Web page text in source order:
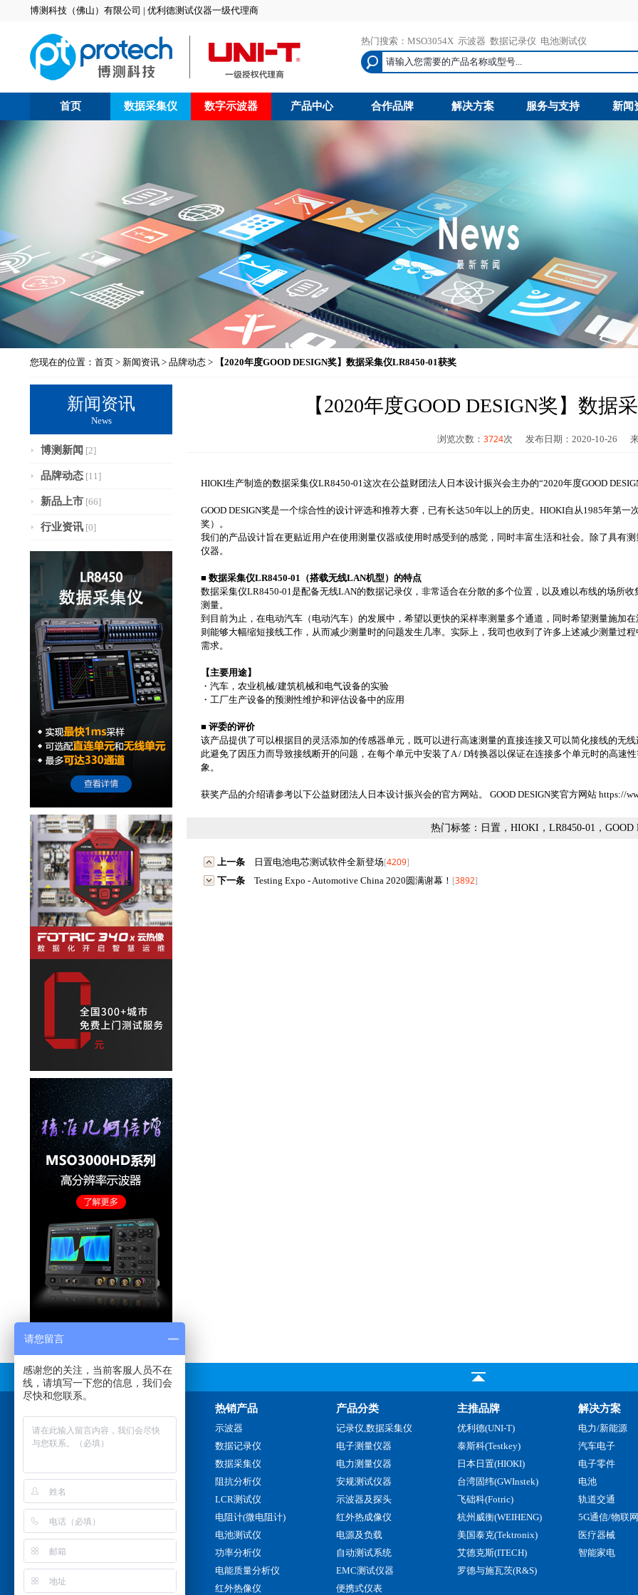
博测科技（佛山）有限公司 | 优利德测试仪器一级代理商
热门搜索： MSO3054X 示波器 数据记录仪 电池测试仪
首页 数据采集仪 数字示波器 产品中心 合作品牌 解决方案 服务与支持 新闻
您现在的位置： 首页 > 新闻资讯 > 品牌动态 > 【2020年度GOOD DESIGN奖】数据采集仪LR8450-01获奖
新闻资讯
News
博测新闻 [2]
品牌动态 [11]
新品上市 [66]
行业资讯 [0]
【2020年度GOOD DESIGN奖】数据
浏览次数： 3724次 发布日期：2020-10-26 来
HIOKI生产制造的数据采集仪LR8450-01这次在公益财团法人日本设计振兴会主办的“2020年度GOOD
GOOD DESIGN奖是一个综合性的设计评选和推荐大赛，已有长达50年以上的历史。HIOKI自从1985年第
奖）。
我们的产品设计旨在更贴近用户在使用测量仪器或使用时感受到的感觉，同时丰富生活和社会。除了具有
仪器。
■ 数据采集仪LR8450-01（搭载无线LAN机型）的特点
数据采集仪LR8450-01是配备无线LAN的数据记录仪，非常适合在分散的多个位置，以及难以布线的场所
测量。
到目前为止，在电动汽车（电动汽车）的发展中，希望以更快的采样率测量多个通道，同时希望测量施加
则能够大幅缩短接线工作，从而减少测量时的问题发生几率。实际上，我司也收到了许多上述减少测量过
需求。
【主要用途】
・汽车，农业机械/建筑机械和电气设备的实验
・工厂生产设备的预测性维护和评估设备中的应用
■ 评委的评价
该产品提供了可以根据目的灵活添加的传感器单元，既可以进行高速测量的直接连接又可以简化接线的无
此避免了因压力而导致接线断开的问题，在每个单元中安装了A / D转换器以保证在连接多个单元时的高速
象。
获奖产品的介绍请参考以下公益财团法人日本设计振兴会的官方网站。 GOOD DESIGN奖官方网站 https://
热门标签：日置，HIOKI，LR8450-01，GOOD
上一条 日置电池电芯测试软件全新登场 [4209]
下一条 Testing Expo - Automotive China 2020圆满谢幕！ [3892]
销售热线：
180 3884 5217
传真：
0757-2220 5117
电子邮件：
chinaprotech@126.com
周一至周六 8:30-18:00
热销产品
示波器
数据记录仪
数据采集仪
阻抗分析仪
LCR测试仪
电阻计(微电阻计)
电池测试仪
功率分析仪
电能质量分析仪
红外热像仪
产品分类
记录仪,数据采集仪
电子测量仪器
电力测量仪器
安规测试仪器
示波器及探头
红外热成像仪
电源及负载
自动测试系统
EMC测试仪器
便携式仪表
主推品牌
优利德(UNI-T)
泰斯科(Testkey)
日本日置(HIOKI)
台湾固纬(GWInstek)
飞础科(Fotric)
杭州威衡(WEIHENG)
美国泰克(Tektronix)
艾德克斯(ITECH)
罗德与施瓦茨(R&S)
解决方案
电力/新能源
汽车电子
电子零件
电池
轨道交通
5G通信/物联网
医疗器械
智能家电
请您留言
感谢您的关注，当前客服人员不在
线，请填写一下您的信息，我们会
尽快和您联系。